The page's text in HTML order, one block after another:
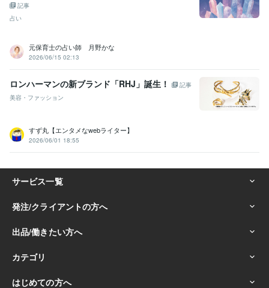
記事
占い
元保育士の占い師 月野かな
2026/06/15 02:13
ロンハーマンの新ブランド「RHJ」誕生！
記事
美容・ファッション
すず丸【エンタメなwebライター】
2026/06/01 18:55